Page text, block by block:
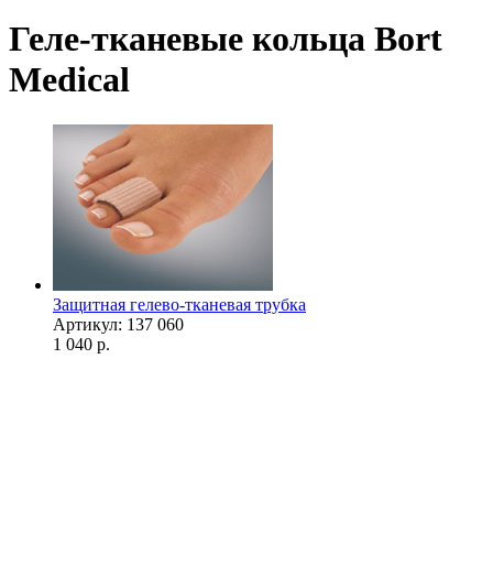
Геле-тканевые кольца Bort
Medical
Защитная гелево-тканевая трубка
Артикул: 137 060
1 040 р.